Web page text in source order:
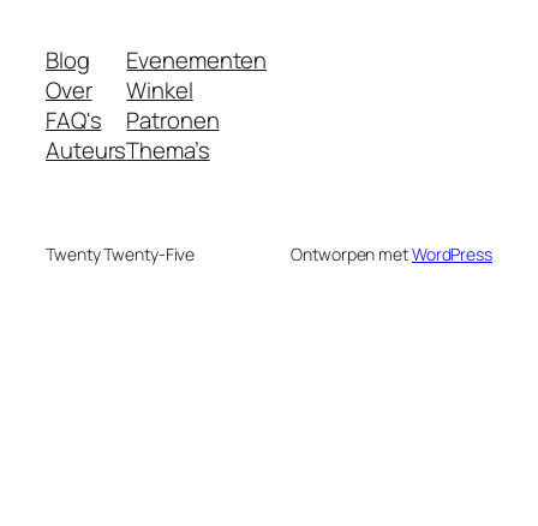
Blog
Over
FAQ's
Auteurs
Evenementen
Winkel
Patronen
Thema’s
Twenty Twenty-Five Ontworpen metWordPress